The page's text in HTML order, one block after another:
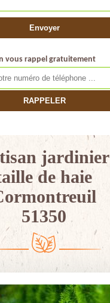
vous rappel gratuitement
jardinier
de haie
51350